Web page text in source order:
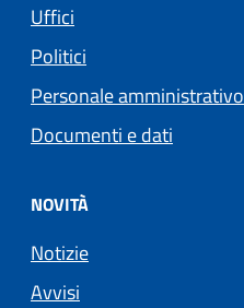
Uffici
Politici
Personale amministrativo
Documenti e dati
NOVITÀ
Notizie
Avvisi